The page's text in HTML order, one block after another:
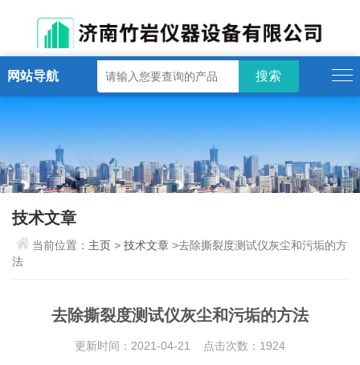
网站导航
技术文章
当前位置： 主页 >技术文章 >去除撕裂度测试仪灰尘和污垢的方
法
去除撕裂度测试仪灰尘和污垢的方法
更新时间：2021-04-21 点击次数：1924